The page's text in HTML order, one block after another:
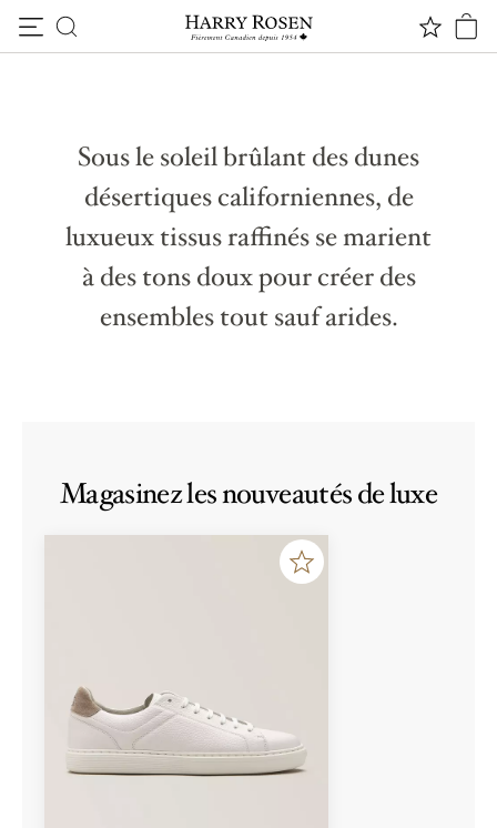
LE PLUS SPLENDIDE DU PRINTEMPS
Sous le soleil brûlant des dunes
désertiques californiennes, de
luxueux tissus raffinés se marient
à des tons doux pour créer des
ensembles tout sauf arides.
Magasinez les nouveautés de luxe